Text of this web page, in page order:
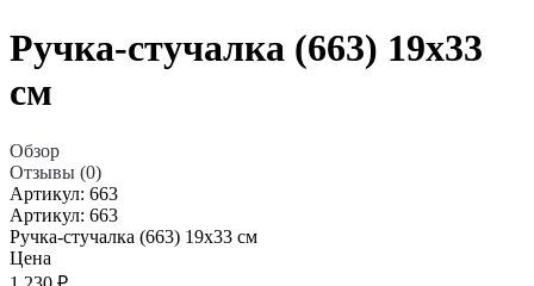
Ручка-стучалка (663) 19x33
см
Обзор
Отзывы (0)
Артикул: 663
Артикул: 663
Ручка-стучалка (663) 19x33 см
Цена